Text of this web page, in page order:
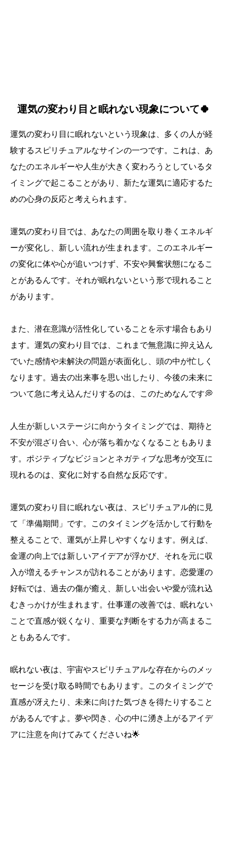
運気の変わり目と眠れない現象について🍀
運気の変わり目に眠れないという現象は、多くの人が経
験するスピリチュアルなサインの一つです。これは、あ
なたのエネルギーや人生が大きく変わろうとしているタ
イミングで起こることがあり、新たな運気に適応するた
めの心身の反応と考えられます。
運気の変わり目では、あなたの周囲を取り巻くエネルギ
ーが変化し、新しい流れが生まれます。このエネルギー
の変化に体や心が追いつけず、不安や興奮状態になるこ
とがあるんです。それが眠れないという形で現れること
があります。
また、潜在意識が活性化していることを示す場合もあり
ます。運気の変わり目では、これまで無意識に抑え込ん
でいた感情や未解決の問題が表面化し、頭の中が忙しく
なります。過去の出来事を思い出したり、今後の未来に
ついて急に考え込んだりするのは、このためなんです💭
人生が新しいステージに向かうタイミングでは、期待と
不安が混ざり合い、心が落ち着かなくなることもありま
す。ポジティブなビジョンとネガティブな思考が交互に
現れるのは、変化に対する自然な反応です。
運気の変わり目に眠れない夜は、スピリチュアル的に見
て「準備期間」です。このタイミングを活かして行動を
整えることで、運気が上昇しやすくなります。例えば、
金運の向上では新しいアイデアが浮かび、それを元に収
入が増えるチャンスが訪れることがあります。恋愛運の
好転では、過去の傷が癒え、新しい出会いや愛が流れ込
むきっかけが生まれます。仕事運の改善では、眠れない
ことで直感が鋭くなり、重要な判断をする力が高まるこ
ともあるんです。
眠れない夜は、宇宙やスピリチュアルな存在からのメッ
セージを受け取る時間でもあります。このタイミングで
直感が冴えたり、未来に向けた気づきを得たりすること
があるんですよ。夢や閃き、心の中に湧き上がるアイデ
アに注意を向けてみてくださいね🌟